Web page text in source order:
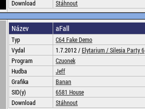
Download
Stáhnout
Název aFall
Typ
C64 Fake Demo
Vydal
1.7.2012 /Elytarium /Silesia Party 6
Program
Czuonek
Hudba
Jeff
Grafika
Banan
SID(y)
6581 House
Download
Stáhnout